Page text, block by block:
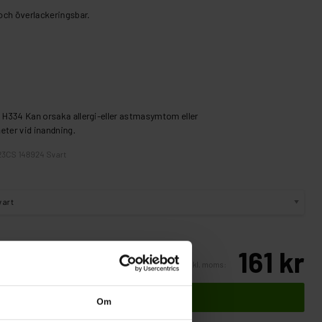
Om
överlackeringsbar.
Kan orsaka allergi-eller astmasymtom eller
vid inandning.
148924 Svart
Inkl. moms: 161 kr